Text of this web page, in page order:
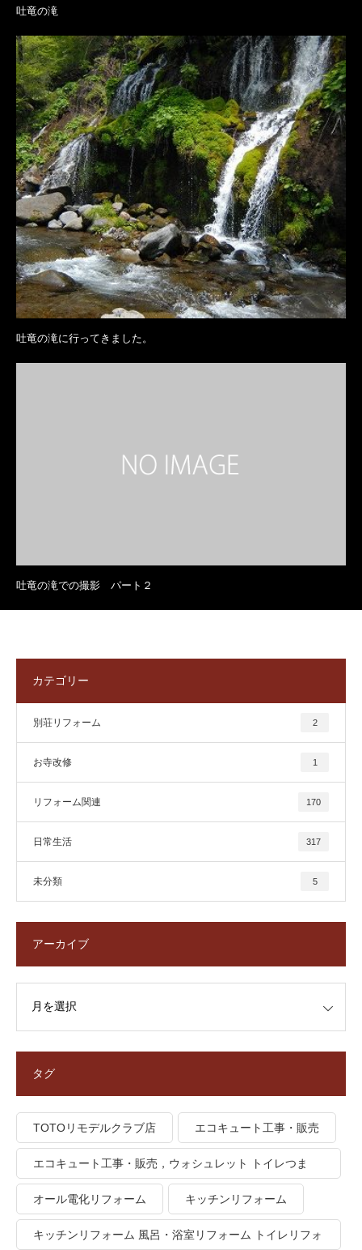
吐竜の滝
吐竜の滝に行ってきました。
吐竜の滝での撮影 パート２
カテゴリー
別荘リフォーム 2
お寺改修 1
リフォーム関連 170
日常生活 317
未分類 5
アーカイブ
タグ
TOTOリモデルクラブ店 エコキュート工事・販売
エコキュート工事・販売，ウォシュレット トイレつま
り、トイレ水漏れ
オール電化リフォーム キッチンリフォーム
キッチンリフォーム 風呂・浴室リフォーム トイレリフォ